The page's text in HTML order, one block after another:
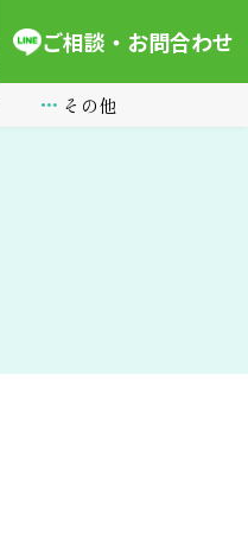
ご相談・お問合わせ
その他